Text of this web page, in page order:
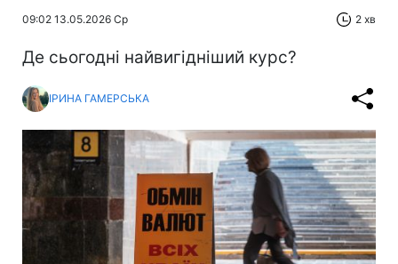
09:02 13.05.2026 Ср 2 хв
Де сьогодні найвигідніший курс?
ІРИНА ГАМЕРСЬКА